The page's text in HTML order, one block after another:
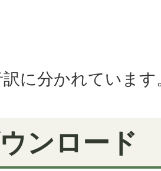
に分かれています
ンロード